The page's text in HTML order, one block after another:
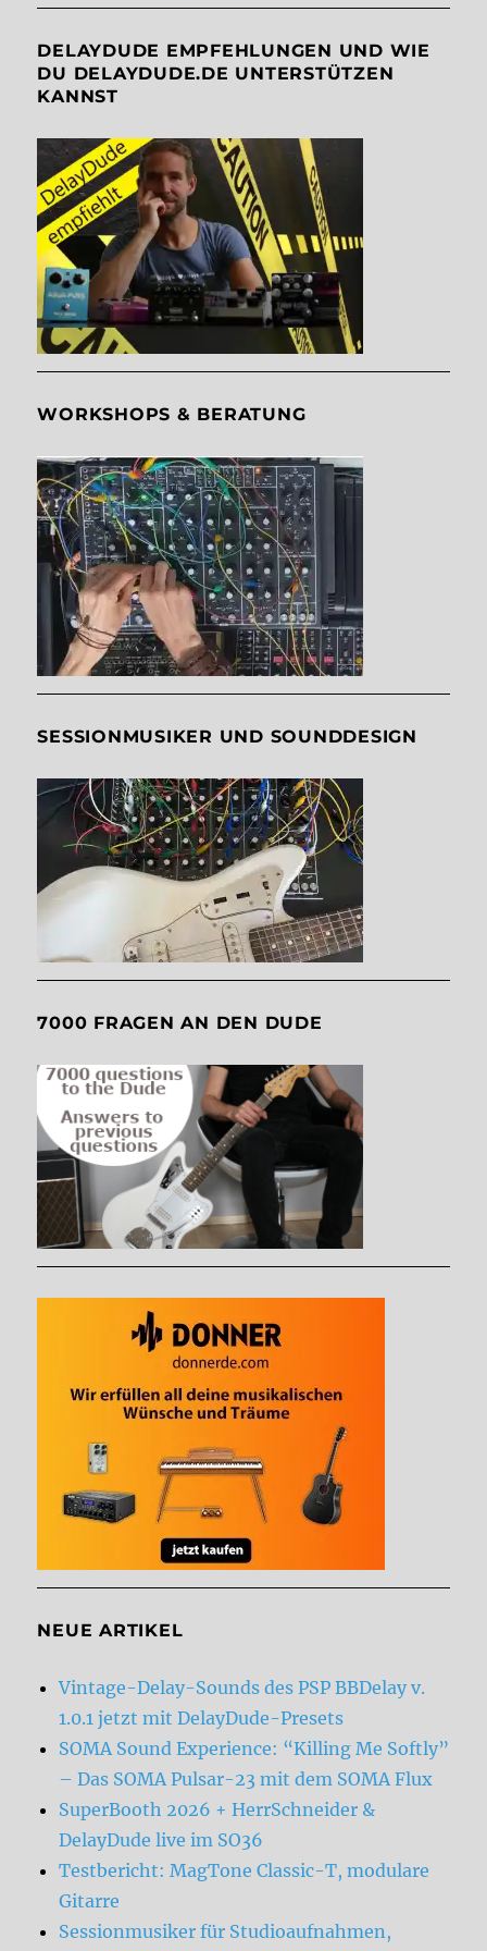
DELAYDUDE EMPFEHLUNGEN UND WIE
DU DELAYDUDE.DE UNTERSTÜTZEN
KANNST
WORKSHOPS & BERATUNG
SESSIONMUSIKER UND SOUNDDESIGN
7000 FRAGEN AN DEN DUDE
NEUE ARTIKEL
Vintage-Delay-Sounds des PSP BBDelay v.
1.0.1 jetzt mit DelayDude-Presets
SOMA Sound Experience: “Killing Me Softly”
– Das SOMA Pulsar-23 mit dem SOMA Flux
SuperBooth 2026 + HerrSchneider &
DelayDude live im SO36
Testbericht: MagTone Classic-T, modulare
Gitarre
Sessionmusiker für Studioaufnahmen,